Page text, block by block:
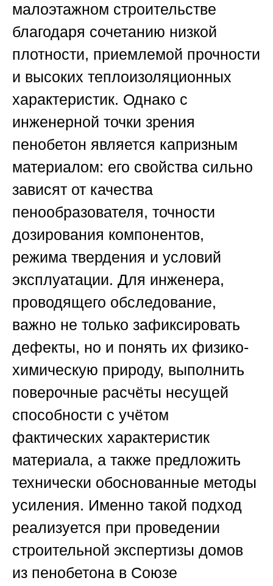
малоэтажном строительстве
благодаря сочетанию низкой
плотности, приемлемой прочности
и высоких теплоизоляционных
характеристик. Однако с
инженерной точки зрения
пенобетон является капризным
материалом: его свойства сильно
зависят от качества
пенообразователя, точности
дозирования компонентов,
режима твердения и условий
эксплуатации. Для инженера,
проводящего обследование,
важно не только зафиксировать
дефекты, но и понять их физико-
химическую природу, выполнить
поверочные расчёты несущей
способности с учётом
фактических характеристик
материала, а также предложить
технически обоснованные методы
усиления. Именно такой подход
реализуется при проведении
строительной экспертизы домов
из пенобетона в Союзе